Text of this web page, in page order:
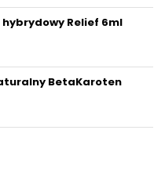
Relief 6ml
BetaKaroten